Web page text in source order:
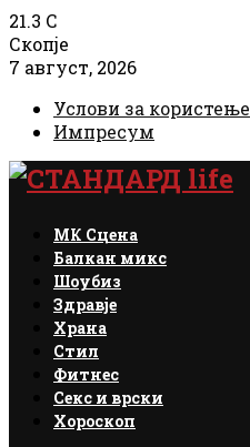
21.3 C
Скопје
7 август, 2026
Услови за користење
Импресум
Facebook
Instagram
Email
Rss
МК Сцена
Балкан микс
Шоубиз
Здравје
Храна
Стил
Фитнес
Секс и врски
Хороскоп